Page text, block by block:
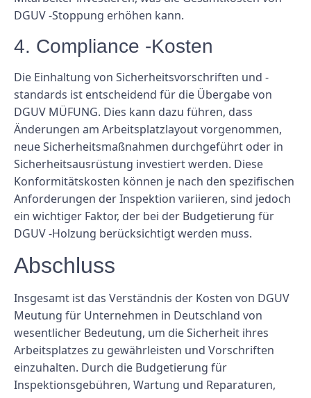
DGUV -Stoppung erhöhen kann.
4. Compliance -Kosten
Die Einhaltung von Sicherheitsvorschriften und -
standards ist entscheidend für die Übergabe von
DGUV MÜFUNG. Dies kann dazu führen, dass
Änderungen am Arbeitsplatzlayout vorgenommen,
neue Sicherheitsmaßnahmen durchgeführt oder in
Sicherheitsausrüstung investiert werden. Diese
Konformitätskosten können je nach den spezifischen
Anforderungen der Inspektion variieren, sind jedoch
ein wichtiger Faktor, der bei der Budgetierung für
DGUV -Holzung berücksichtigt werden muss.
Abschluss
Insgesamt ist das Verständnis der Kosten von DGUV
Meutung für Unternehmen in Deutschland von
wesentlicher Bedeutung, um die Sicherheit ihres
Arbeitsplatzes zu gewährleisten und Vorschriften
einzuhalten. Durch die Budgetierung für
Inspektionsgebühren, Wartung und Reparaturen,